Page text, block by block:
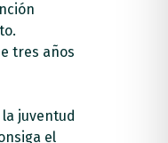
tres años
juventud
el